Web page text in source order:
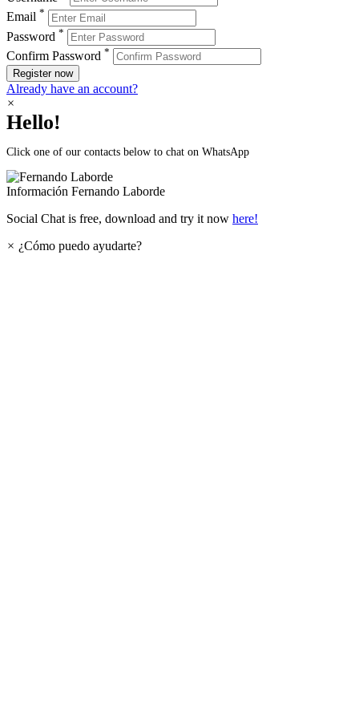
Email *
Password *
Confirm Password *
Register now
Already have an account?
×
Hello!
Click one of our contacts below to chat on WhatsApp
Información Fernando Laborde
Social Chat is free, download and try it now here!
× ¿Cómo puedo ayudarte?